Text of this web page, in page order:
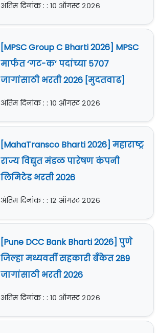
अंतिम दिनांक : : १० ऑगस्ट २०२६
[MPSC Group C Bharti 2026] MPSC
मार्फत ‘गट-क’ पदांच्या 5707
जागांसाठी भरती 2026 [मुदतवाढ]
अंतिम दिनांक : : १० ऑगस्ट २०२६
[MahaTransco Bharti 2026] महाराष्ट्र
राज्य विद्युत मंडळ पारेषण कंपनी
लिमिटेड भरती 2026
अंतिम दिनांक : : १२ ऑगस्ट २०२६
[Pune DCC Bank Bharti 2026] पुणे
जिल्हा मध्यवर्ती सहकारी बँकेत 289
जागांसाठी भरती 2026
अंतिम दिनांक : : १० ऑगस्ट २०२६